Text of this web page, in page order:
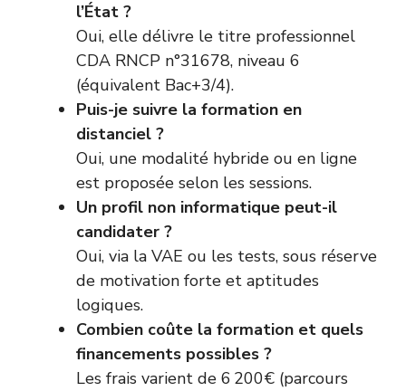
l’État ?
Oui, elle délivre le titre professionnel
CDA RNCP n°31678, niveau 6
(équivalent Bac+3/4).
Puis-je suivre la formation en
distanciel ?
Oui, une modalité hybride ou en ligne
est proposée selon les sessions.
Un profil non informatique peut-il
candidater ?
Oui, via la VAE ou les tests, sous réserve
de motivation forte et aptitudes
logiques.
Combien coûte la formation et quels
financements possibles ?
Les frais varient de 6 200€ (parcours